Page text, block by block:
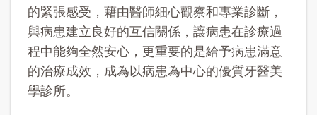
的緊張感受，藉由醫師細心觀察和專業診斷，
與病患建立良好的互信關係，讓病患在診療過
程中能夠全然安心，更重要的是給予病患滿意
的治療成效，成為以病患為中心的優質牙醫美
學診所。